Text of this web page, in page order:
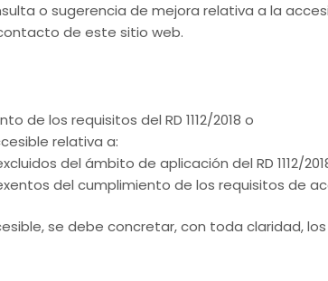
o sugerencia de mejora relativa a la
de este sitio web.
de los requisitos del RD 1112/2018 o
relativa a:
del ámbito de aplicación del RD 1112/
del cumplimiento de los requisitos de
se debe concretar, con toda claridad,